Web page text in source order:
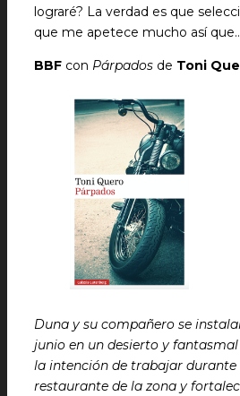
lograré? La verdad es que
que me apetece mucho así
BBF con Párpados de Toni
Duna y su compañero se
junio en un desierto y
la intención de trabajar durante
restaurante de la zona y